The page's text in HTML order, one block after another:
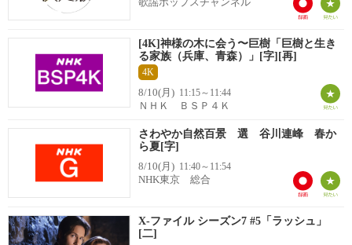
[4K]神様の木に会う〜巨樹「巨樹と生き
る家族（兵庫、青森）」[字][再]
4K
8/10(月) 11:15～11:44
ＮＨＫ ＢＳＰ４Ｋ
さわやか自然百景 選 谷川連峰 春か
ら夏[字]
8/10(月) 11:40～11:54
NHK東京 総合
X-ファイル シーズン7 #5「ラッシュ」
[二]